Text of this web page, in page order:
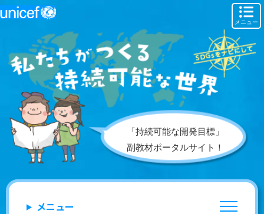
メニュー
「持続可能な開発目標」
副教材ポータルサイト！
メニュー